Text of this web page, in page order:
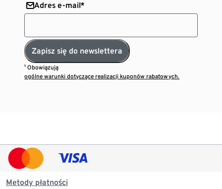
Adres e-mail*
Zapisz się do newslettera
¹ Obowiązują
ogólne warunki dotyczące realizacji kuponów rabatowych.
Metody płatności